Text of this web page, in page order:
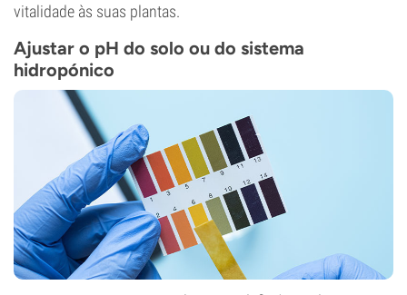
vitalidade às suas plantas.
Ajustar o pH do solo ou do sistema
hidropónico